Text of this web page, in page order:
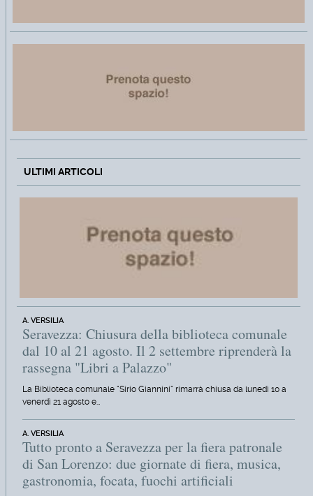
ULTIMI ARTICOLI
A. VERSILIA
Seravezza: Chiusura della biblioteca comunale
dal 10 al 21 agosto. Il 2 settembre riprenderà la
rassegna "Libri a Palazzo"
La Biblioteca comunale "Sirio Giannini" rimarrà chiusa da lunedì 10 a
venerdì 21 agosto e…
A. VERSILIA
Tutto pronto a Seravezza per la fiera patronale
di San Lorenzo: due giornate di fiera, musica,
gastronomia, focata, fuochi artificiali